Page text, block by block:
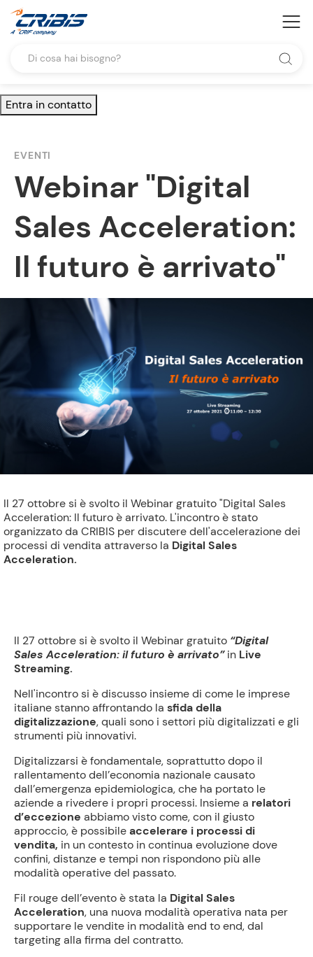
Entra in contatto
EVENTI
Webinar "Digital
Sales Acceleration:
Il futuro è arrivato"
Il 27 ottobre si è svolto il Webinar gratuito "Digital Sales
Acceleration: Il futuro è arrivato. L'incontro è stato
organizzato da CRIBIS per discutere dell'accelerazione dei
processi di vendita attraverso la Digital Sales
Acceleration.
Il 27 ottobre si è svolto il Webinar gratuito “Digital
Sales Acceleration: il futuro è arrivato”in Live
Streaming.
Nell'incontro si è discusso insieme di come le imprese
italiane stanno affrontando la sfida della
digitalizzazione, quali sono i settori più digitalizzati e gli
strumenti più innovativi.
Digitalizzarsi è fondamentale, soprattutto dopo il
rallentamento dell’economia nazionale causato
dall’emergenza epidemiologica, che ha portato le
aziende a rivedere i propri processi. Insieme a relatori
d’eccezione abbiamo visto come, con il giusto
approccio, è possibileaccelerare i processi di
vendita, in un contesto in continua evoluzione dove
confini, distanze e tempi non rispondono più alle
modalità operative del passato.
Fil rouge dell’evento è stata la Digital Sales
Acceleration, una nuova modalità operativa nata per
supportare le vendite in modalità end to end, dal
targeting alla firma del contratto.